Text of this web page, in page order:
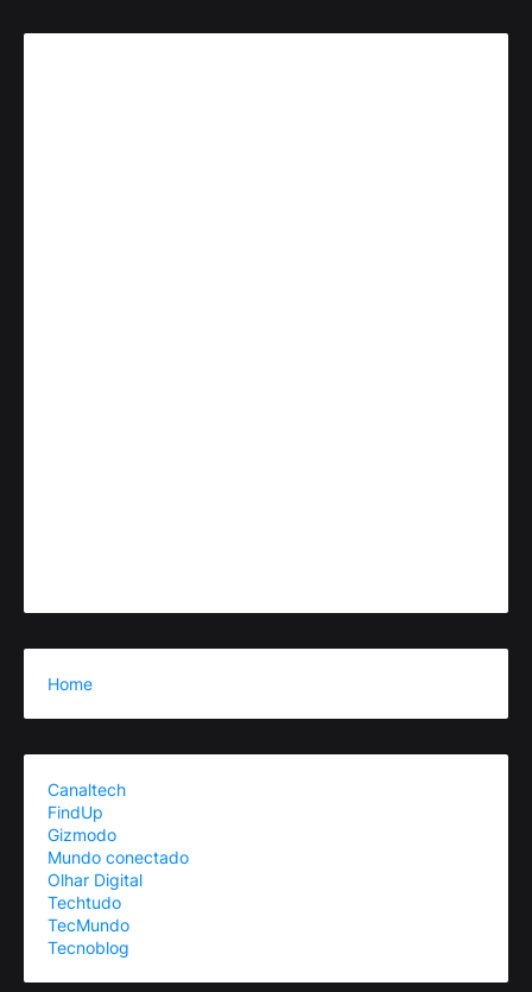
Home
Canaltech
FindUp
Gizmodo
Mundo conectado
Olhar Digital
Techtudo
TecMundo
Tecnoblog